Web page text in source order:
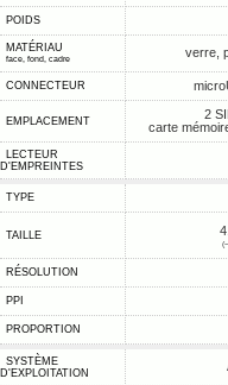
POIDS
MATÉRIAU
face, fond, cadre verre,
CONNECTEUR
EMPLACEMENT
2
carte
LECTEUR
D'EMPREINTES
TYPE
TAILLE
RÉSOLUTION
PPI
PROPORTION
SYSTÈME
D'EXPLOITATION